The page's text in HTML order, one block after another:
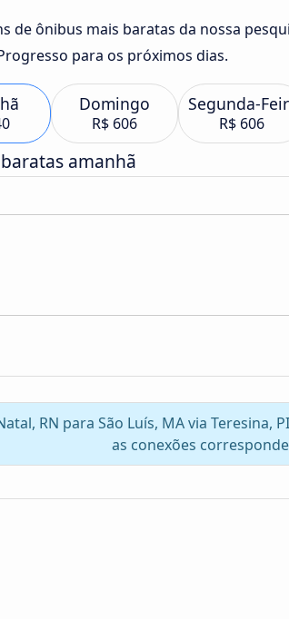
de ônibus mais baratas da nossa
para os próximos dias.
Domingo
R$ 606
Segunda-
R$ 606
amanhã
RN para São Luís, MA via
as conexões